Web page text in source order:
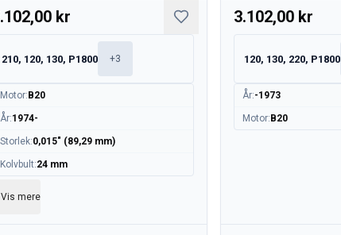
kr
210, 120, 130, P1800 +3
Motor: B20
År:1974-
Storlek:0,015" (89,29 mm)
Kolvbult:24 mm
Vis mere
3.102,00 kr
120, 130, 220, P1800
År:-1973
Motor: B20